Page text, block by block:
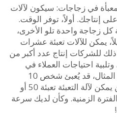
في زجاجات: سيكون لآلات
أولاً، توفر الوقت.
واحدة تلو الأخرى،
للآلات تعبئة عشرات
إنتاج عدد أكبر من
العملاء في
الوقت المناسب. فعلى سبيل المثال، قد يُعبئ شخص 10
زجاجات في الدقيقة، في حين يمكن لآلة التعبئة تعبئة 50 أو
الزمنية. وكأن لديك سرعة